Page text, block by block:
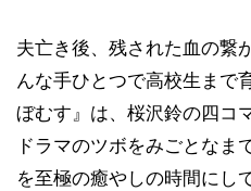
夫亡き後、残された血の繋
んな手ひとつで高校生まで
ぼむす』は、桜沢鈴の四コ
ドラマのツボをみごとなま
を至極の癒やしの時間にし